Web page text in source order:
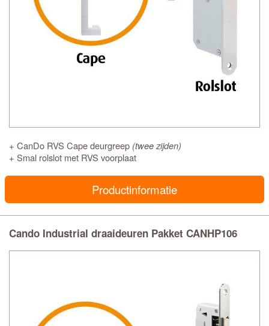
+ CanDo RVS Cape deurgreep (twee zijden)
+ Smal rolslot met RVS voorplaat
Productinformatie
Cando Industrial draaideuren Pakket CANHP106